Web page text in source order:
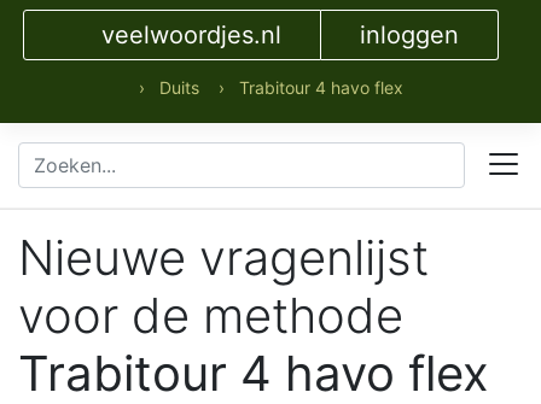
veelwoordjes.nl inloggen
› Duits › Trabitour 4 havo flex
Nieuwe vragenlijst
voor de methode
Trabitour 4 havo flex